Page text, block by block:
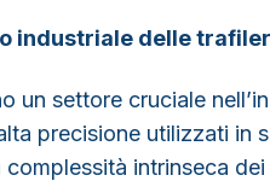
industriale delle
un settore cruciale
precisione utilizzati in
intrinseca